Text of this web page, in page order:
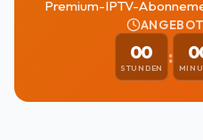
Premium-IPTV-
00
STUNDEN
: